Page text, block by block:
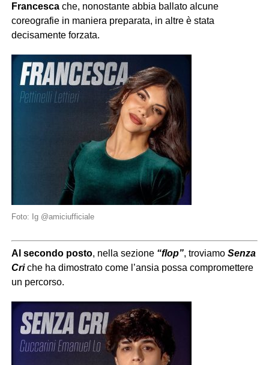
Francescache, nonostante abbia ballato alcune
coreografie in maniera preparata, in altre è stata
decisamente forzata.
Foto: Ig @amiciufficiale
Al secondo posto, nella sezione“flop”, troviamo Senza
Criche ha dimostrato come l’ansia possa compromettere
un percorso.